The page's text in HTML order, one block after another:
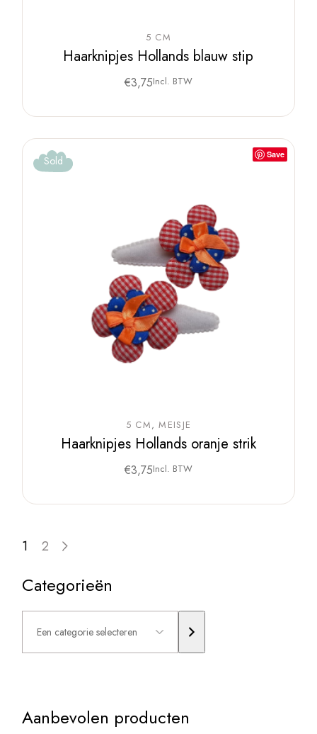
5 CM
Haarknipjes Hollands blauw stip
€3,75Incl. BTW
Save
Sold
5 CM MEISJE
Haarknipjes Hollands oranje strik
€3,75Incl. BTW
1 2
Categorieën
Een
categorie
selecteren
Aanbevolen producten